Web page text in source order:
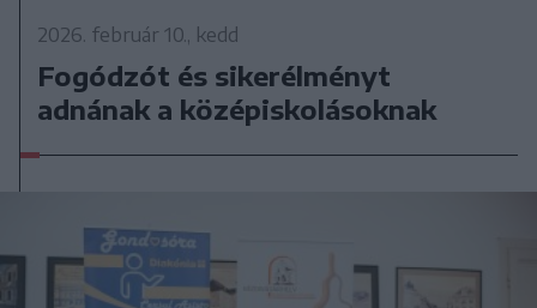
2026. február 10., kedd
Fogódzót és sikerélményt
adnának a középiskolásoknak